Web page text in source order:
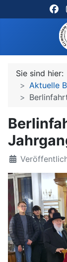
Sie sind hier:
Aktuelle